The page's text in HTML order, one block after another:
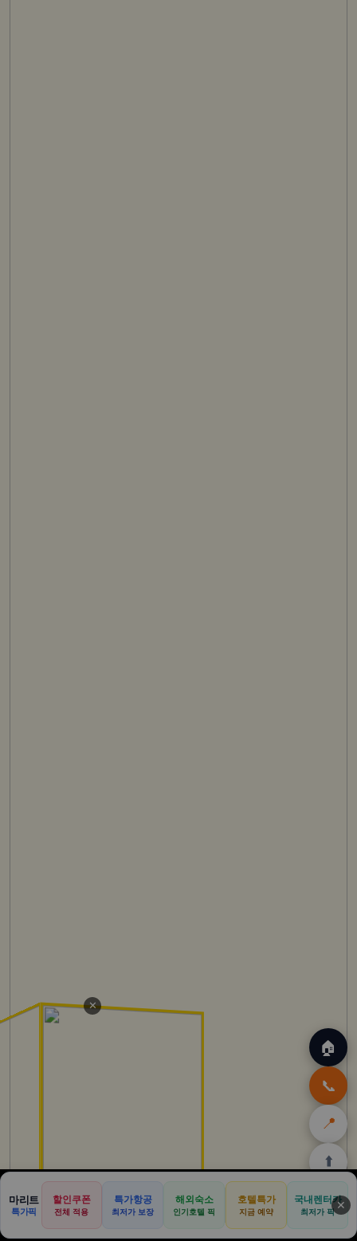
🏠
📞
📍
⬆️
🏠
홈
트립
닷컴
🛡️
여행
🛒
테무
쿠폰
🎁
아마존
할인
✕
마리트
특가픽
할인쿠폰
전체 적용
특가항공
최저가 보장
해외숙소
인기호텔 픽
호텔특가
지금 예약
국내렌터카
최저가 픽 ✕